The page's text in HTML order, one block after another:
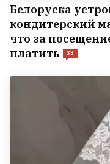
Белоруска
кондитерский
что за
платить
33